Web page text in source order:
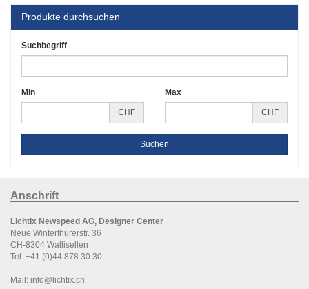
Produkte durchsuchen
Suchbegriff
Min
CHF
Max
CHF
Anschrift
Lichtix Newspeed AG, Designer Center
Neue Winterthurerstr. 36
CH-8304 Wallisellen
Tel: +41 (0)44 878 30 30
Mail: info@lichtix.ch